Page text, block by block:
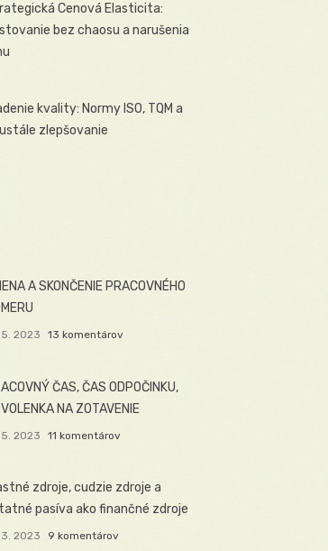
Cenová Elasticita:
bez chaosu a narušenia
kvality: Normy ISO, TQM a
zlepšovanie
A SKONČENIE PRACOVNÉHO
5. 2023 13 komentárov
ČAS, ČAS ODPOČINKU,
NA ZOTAVENIE
5. 2023 11 komentárov
zdroje, cudzie zdroje a
pasíva ako finančné zdroje
3. 2023 9 komentárov